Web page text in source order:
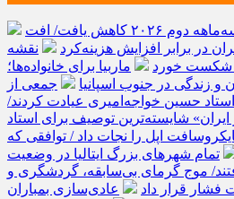
درآمد گردشگری ترکیه در سه‌ماهه دوم ۲۰۲۶ کاهش یافت/ افت
نقشه
شکست خورد
ماربیا برای خانواده‌ها؛
و زندگی در جنوب اسپانیا
جمعی از
حسین خواجه‌امیری عیادت کردند/
شایسته‌ترین توصیف برای استاد
اپل را نجات داد / توافقی که
تمام شهرهای بزرگ ایتالیا در وضعیت
موج گرمای بی‌سابقه، گردشگری و
فشار قرار داد
عادی‌سازی بمباران